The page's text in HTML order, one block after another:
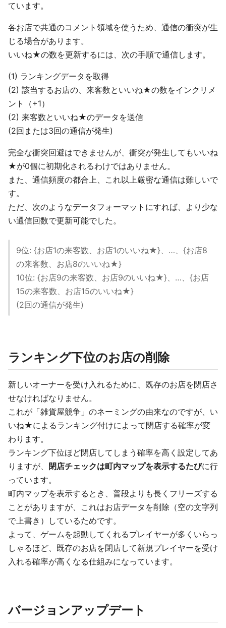
ています。
各お店で共通のコメント領域を使うため、通信の衝突が生
じる場合があります。
いいね★の数を更新するには、次の手順で通信します。
(1) ランキングデータを取得
(2) 該当するお店の、来客数といいね★の数をインクリメ
ント（+1）
(2) 来客数といいね★のデータを送信
(2回または3回の通信が発生)
完全な衝突回避はできませんが、衝突が発生してもいいね
★が0個に初期化されるわけではありません。
また、通信頻度の都合上、これ以上厳密な通信は難しいで
す。
ただ、次のようなデータフォーマットにすれば、より少な
い通信回数で更新可能でした。
9位: {お店1の来客数、お店1のいいね★}、…、{お店8
の来客数、お店8のいいね★}
10位: {お店9の来客数、お店9のいいね★}、…、{お店
15の来客数、お店15のいいね★}
(2回の通信が発生)
ランキング下位のお店の削除
新しいオーナーを受け入れるために、既存のお店を閉店さ
せなければなりません。
これが「雑貨屋競争」のネーミングの由来なのですが、い
いね★によるランキング付けによって閉店する確率が変
わります。
ランキング下位ほど閉店してしまう確率を高く設定してあ
りますが、 閉店チェックは町内マップを表示するたびに行
っています。
町内マップを表示するとき、普段よりも長くフリーズする
ことがありますが、これはお店データを削除（空の文字列
で上書き）しているためです。
よって、ゲームを起動してくれるプレイヤーが多くいらっ
しゃるほど、既存のお店を閉店して新規プレイヤーを受け
入れる確率が高くなる仕組みになっています。
バージョンアップデート